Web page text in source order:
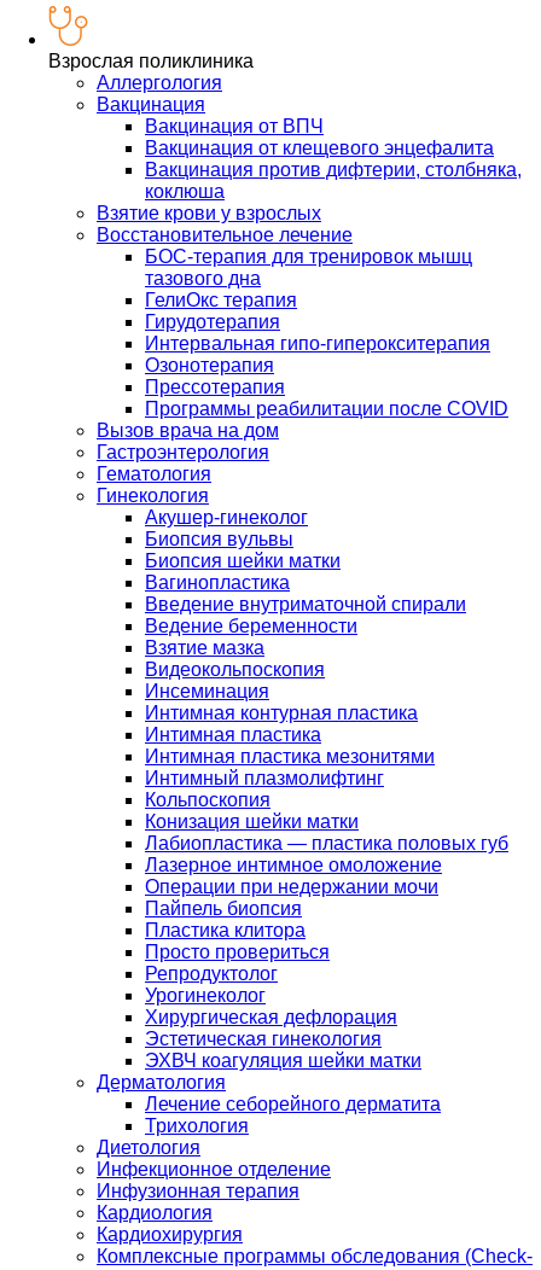
Взрослая поликлиника
Аллергология
Вакцинация
Вакцинация от ВПЧ
Вакцинация от клещевого энцефалита
Вакцинация против дифтерии, столбняка,
коклюша
Взятие крови у взрослых
Восстановительное лечение
БОС-терапия для тренировок мышц
тазового дна
ГелиОкс терапия
Гирудотерапия
Интервальная гипо-гиперокситерапия
Озонотерапия
Прессотерапия
Программы реабилитации после СOVID
Вызов врача на дом
Гастроэнтерология
Гематология
Гинекология
Акушер-гинеколог
Биопсия вульвы
Биопсия шейки матки
Вагинопластика
Введение внутриматочной спирали
Ведение беременности
Взятие мазка
Видеокольпоскопия
Инсеминация
Интимная контурная пластика
Интимная пластика
Интимная пластика мезонитями
Интимный плазмолифтинг
Кольпоскопия
Конизация шейки матки
Лабиопластика — пластика половых губ
Лазерное интимное омоложение
Операции при недержании мочи
Пайпель биопсия
Пластика клитора
Просто провериться
Репродуктолог
Урогинеколог
Хирургическая дефлорация
Эстетическая гинекология
ЭХВЧ коагуляция шейки матки
Дерматология
Лечение себорейного дерматита
Трихология
Диетология
Инфекционное отделение
Инфузионная терапия
Кардиология
Кардиохирургия
Комплексные программы обследования (Check-